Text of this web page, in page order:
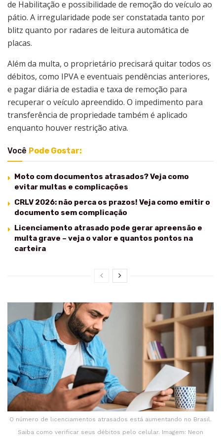
de Habilitação e possibilidade de remoção do veículo ao
pátio. A irregularidade pode ser constatada tanto por
blitz quanto por radares de leitura automática de
placas.
Além da multa, o proprietário precisará quitar todos os
débitos, como IPVA e eventuais pendências anteriores,
e pagar diária de estadia e taxa de remoção para
recuperar o veículo apreendido. O impedimento para
transferência de propriedade também é aplicado
enquanto houver restrição ativa.
Você Pode Gostar:
Moto com documentos atrasados? Veja como
evitar multas e complicações
CRLV 2026: não perca os prazos! Veja como emitir o
documento sem complicação
Licenciamento atrasado pode gerar apreensão e
multa grave – veja o valor e quantos pontos na
carteira
O número de licenciamentos atrasados está aumentando no Brasil.
Saiba como verificar seus débitos pelo celular. Imagem: Neon